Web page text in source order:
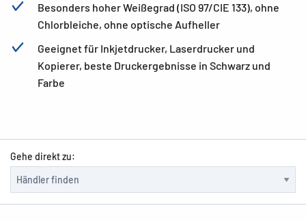
Besonders hoher Weißegrad (ISO 97/CIE 133), ohne
Chlorbleiche, ohne optische Aufheller
Geeignet für Inkjetdrucker, Laserdrucker und
Kopierer, beste Druckergebnisse in Schwarz und
Farbe
Gehe direkt zu: